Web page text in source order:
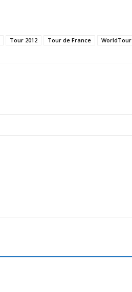
Tour 2012 Tour de France WorldTour